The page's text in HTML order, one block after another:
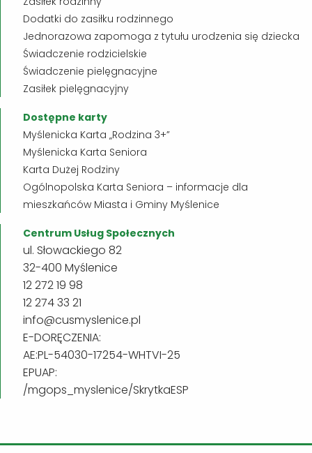
Dodatki do zasiłku rodzinnego
Jednorazowa zapomoga z tytułu urodzenia się dziecka
Świadczenie rodzicielskie
Świadczenie pielęgnacyjne
Zasiłek pielęgnacyjny
Dostępne karty
Myślenicka Karta „Rodzina 3+”
Myślenicka Karta Seniora
Karta Dużej Rodziny
Ogólnopolska Karta Seniora – informacje dla
mieszkańców Miasta i Gminy Myślenice
Centrum Usług Społecznych
ul. Słowackiego 82
32-400 Myślenice
12 272 19 98
12 274 33 21
info@cusmyslenice.pl
E-DORĘCZENIA:
AE:PL-54030-17254-WHTVI-25
EPUAP:
/mgops_myslenice/SkrytkaESP